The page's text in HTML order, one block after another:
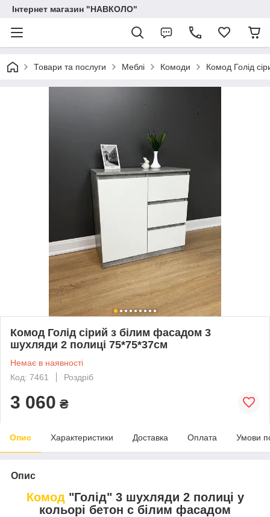
Інтернет магазин "НАВКОЛО"
Товари та послуги Меблі Комоди Комод Голід
Комод Голід сірий з білим фасадом 3
шухляди 2 полиці 75*75*37см
Немає в наявності
Код: 7461
Роздріб
3 060 ₴
Опис Характеристики Доставка Оплата Умови
Опис
Комод"Голід" 3 шухляди 2 полиці у
кольорі бетон с білим фасадом